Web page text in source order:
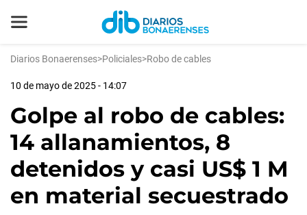
Diarios Bonaerenses>Policiales>Robo de cables
10 de mayo de 2025 - 14:07
Golpe al robo de cables:
14 allanamientos, 8
detenidos y casi US$ 1 M
en material secuestrado